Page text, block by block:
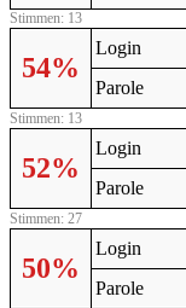
Stimmen: 13
54%
Login
Parole
Stimmen: 13
52%
Login
Parole
Stimmen: 27
50%
Login
Parole